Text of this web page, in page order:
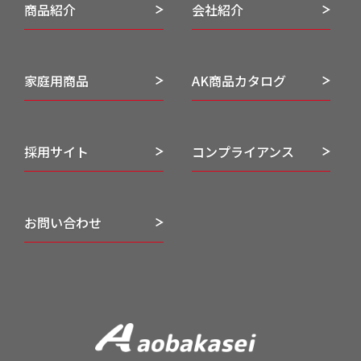
商品紹介 会社紹介
家庭用商品 AK商品カタログ
採用サイト コンプライアンス
お問い合わせ